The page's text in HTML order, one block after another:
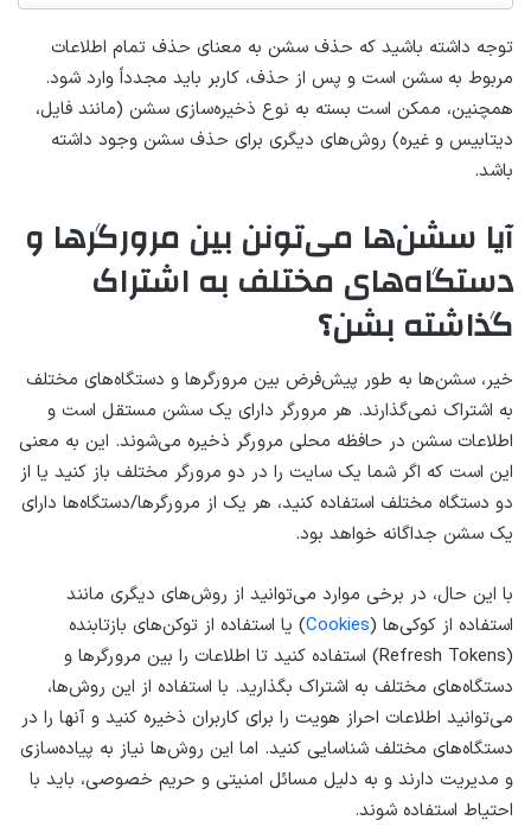
توجه داشته باشید که حذف سشن به معنای حذف تمام اطلاعات
مربوط به سشن است و پس از حذف، کاربر باید مجدداً وارد شود.
همچنین، ممکن است بسته به نوع ذخیره‌سازی سشن (مانند فایل،
دیتابیس و غیره) روش‌های دیگری برای حذف سشن وجود داشته
باشد.
آیا سشن‌ها می‌تونن بین مرورگرها و
دستگاه‌های مختلف به اشتراک
گذاشته بشن؟
خیر، سشن‌ها به طور پیش‌فرض بین مرورگرها و دستگاه‌های مختلف
به اشتراک نمی‌گذارند. هر مرورگر دارای یک سشن مستقل است و
اطلاعات سشن در حافظه محلی مرورگر ذخیره می‌شوند. این به معنی
این است که اگر شما یک سایت را در دو مرورگر مختلف باز کنید یا از
دو دستگاه مختلف استفاده کنید، هر یک از مرورگرها/دستگاه‌ها دارای
یک سشن جداگانه خواهد بود.
با این حال، در برخی موارد می‌توانید از روش‌های دیگری مانند
استفاده از کوکی‌ها (Cookies) یا استفاده از توکن‌های بازتابنده
(Refresh Tokens) استفاده کنید تا اطلاعات را بین مرورگرها و
دستگاه‌های مختلف به اشتراک بگذارید. با استفاده از این روش‌ها،
می‌توانید اطلاعات احراز هویت را برای کاربران ذخیره کنید و آنها را در
دستگاه‌های مختلف شناسایی کنید. اما این روش‌ها نیاز به پیاده‌سازی
و مدیریت دارند و به دلیل مسائل امنیتی و حریم خصوصی، باید با
احتیاط استفاده شوند.